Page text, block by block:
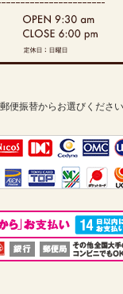
便振替からお選びくださ